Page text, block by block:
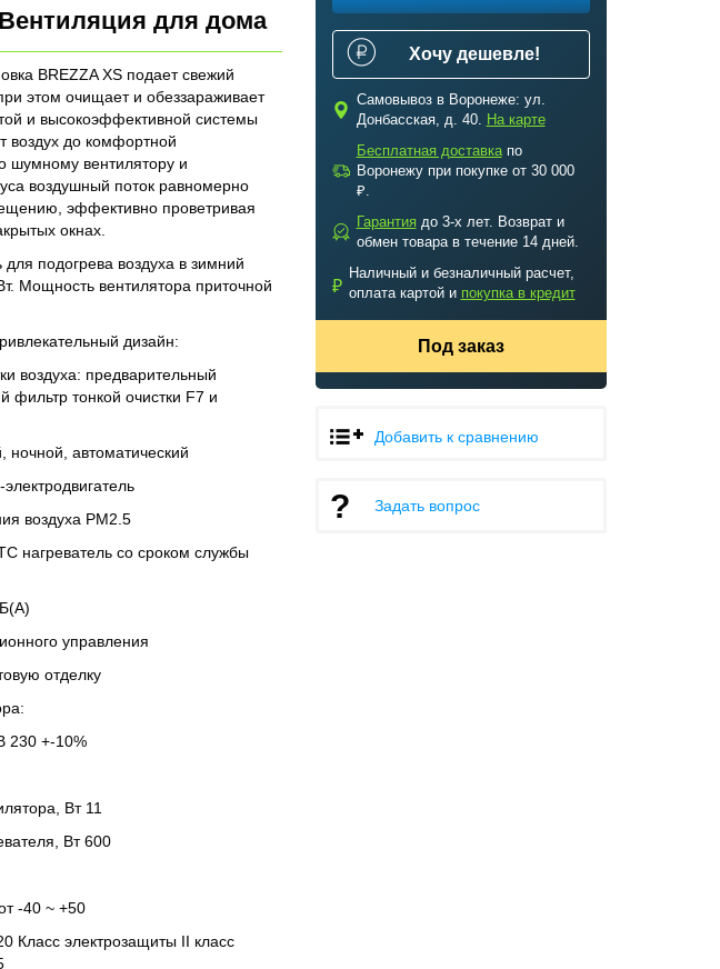
Хочу дешевле!
c
Самовывоз в Воронеже: ул.
Донбасская, д. 40. На карте
a
Бесплатная доставкапо
Воронежу при покупке от 30 000
₽.
b
Гарантиядо 3-х лет. Возврат и
обмен товара в течение 14 дней.
₽
Наличный и безналичный расчет,
оплата картой и покупка в кредит
Под заказ
Добавить к сравнению
Задать вопрос
для дома
BREZZA XS подает свежий
этом очищает и обеззараживает
и высокоэффективной системы
воздух до комфортной
шумному вентилятору и
воздушный поток равномерно
эффективно проветривая
окнах.
для подогрева воздуха в зимний
Мощность вентилятора приточной
дизайн:
воздуха: предварительный
фильтр тонкой очистки F7 и
автоматический
воздуха РМ2.5
нагреватель со сроком службы
управления
отделку
230 +-10%
Вт 11
Вт 600
-40 ~ +50
Класс электрозащиты II класс